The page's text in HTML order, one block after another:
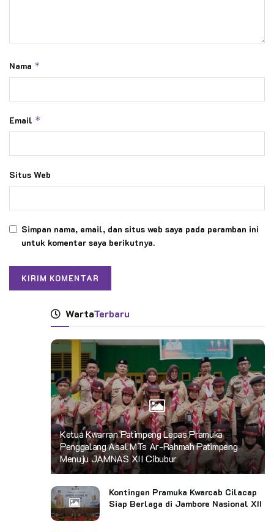
Nama *
Email *
Situs Web
Simpan nama, email, dan situs web saya pada peramban ini
untuk komentar saya berikutnya.
WartaTerbaru
Ketua Kwarran Patimpeng Lepas Pramuka
Penggalang Asal MTs Ar-Rahmah Patimpeng
Menuju JAMNAS XII Cibubur
Kontingen Pramuka Kwarcab Cilacap
Siap Berlaga di Jambore Nasional XII